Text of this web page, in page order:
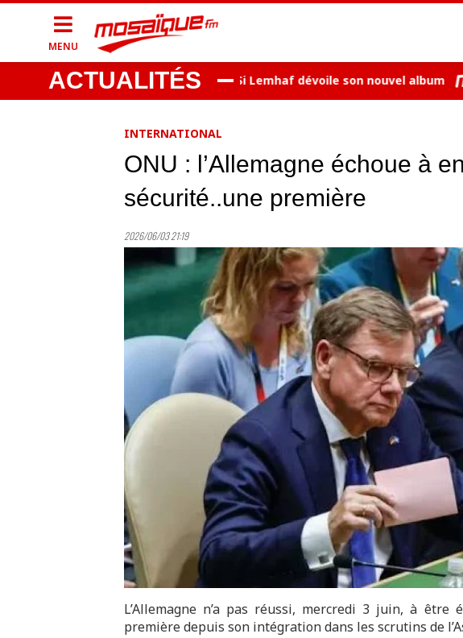
MENU
ACTUALITÉS
personnes arrêtées Si Lemhaf dévoile son nouvel album
INTERNATIONAL
ONU : l’Allemagne échoue à
sécurité..une première
2026/06/03 21:19
L’Allemagne n’a pas réussi, mercredi 3 juin, à être
première depuis son intégration dans les scrutins de